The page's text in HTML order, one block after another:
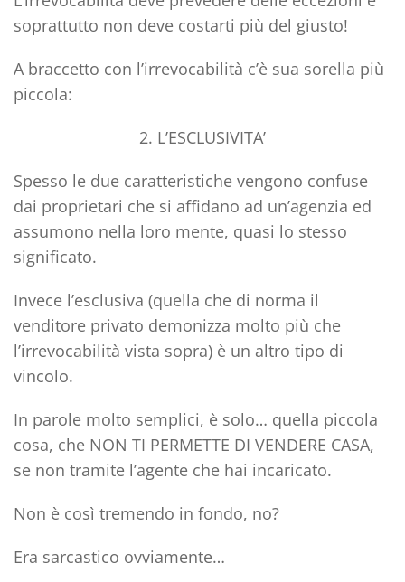
soprattutto non deve costarti più del giusto!
A braccetto con l’irrevocabilità c’è sua sorella più
piccola:
2. L’ESCLUSIVITA’
Spesso le due caratteristiche vengono confuse
dai proprietari che si affidano ad un’agenzia ed
assumono nella loro mente, quasi lo stesso
significato.
Invece l’esclusiva (quella che di norma il
venditore privato demonizza molto più che
l’irrevocabilità vista sopra) è un altro tipo di
vincolo.
In parole molto semplici, è solo… quella piccola
cosa, che NON TI PERMETTE DI VENDERE CASA,
se non tramite l’agente che hai incaricato.
Non è così tremendo in fondo, no?
Era sarcastico ovviamente…